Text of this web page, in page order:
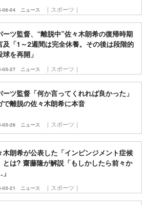
06-04 ニュース ｜スポーツ｜
ーツ監督、“離脱中”佐々木朗希の復帰時期
及「1～2週間は完全休養。その後は段階的
球を再開」
05-27 ニュース ｜スポーツ｜
ーツ監督「何か言ってくれれば良かった」
で離脱の佐々木朗希に本音
05-26 ニュース ｜スポーツ｜
木朗希が公表した「インピンジメント症候
とは? 齋藤隆が解説「もしかしたら前々か
05-21 ニュース ｜スポーツ｜